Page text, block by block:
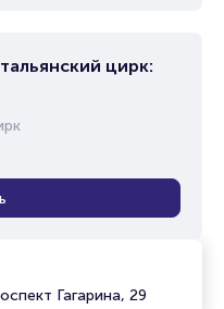
Гагарина, 29
цирк: